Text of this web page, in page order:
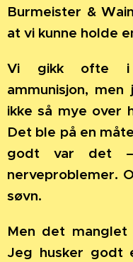
Burmeister &
at vi kunne holde
Vi gikk ofte i
ammunisjon,
ikke så mye over
Det ble på en
godt var det
nerveproblemer.
søvn.
Men det manglet
Jeg husker godt